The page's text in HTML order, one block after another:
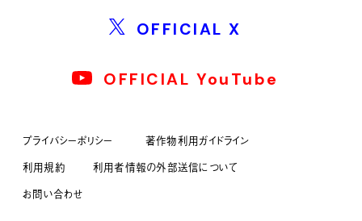
OFFICIAL X
OFFICIAL YouTube
プライバシーポリシー
著作物利用ガイドライン
利用規約
利用者情報の外部送信について
お問い合わせ